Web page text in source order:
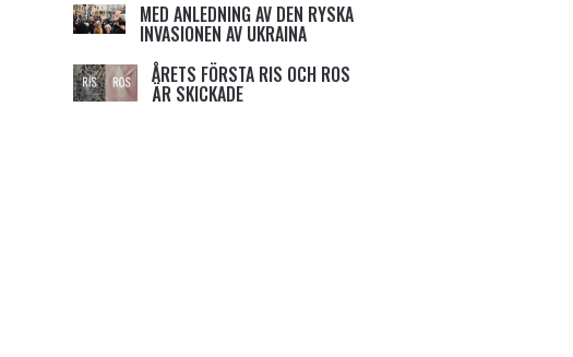
MED ANLEDNING AV DEN RYSKA
INVASIONEN AV UKRAINA
ÅRETS FÖRSTA RIS OCH ROS
ÄR SKICKADE